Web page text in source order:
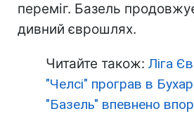
переміг. Базель
дивний єврошлях.
Читайте також: Ліга
"Челсі" програв в
"Базель" впевнено